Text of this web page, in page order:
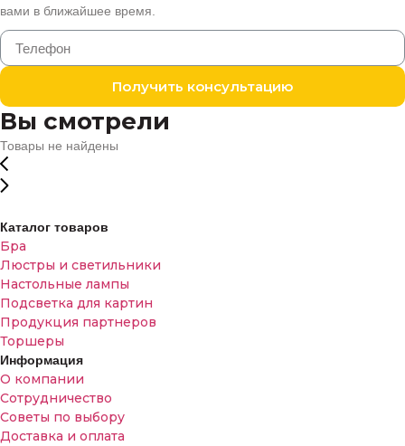
вами в ближайшее время.
Получить консультацию
Вы смотрели
Товары не найдены
Каталог товаров
Бра
Люстры и светильники
Настольные лампы
Подсветка для картин
Продукция партнеров
Торшеры
Информация
О компании
Сотрудничество
Советы по выбору
Доставка и оплата